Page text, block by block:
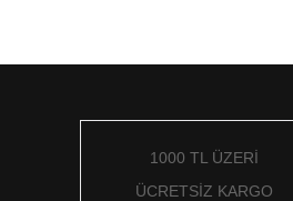
1000 TL ÜZERİ
ÜCRETSİZ KARGO